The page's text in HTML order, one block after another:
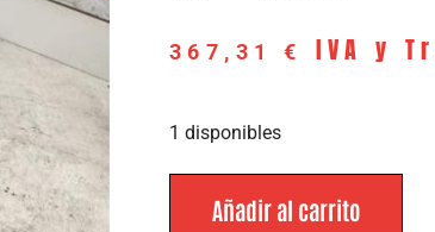
367,31 € IVA y
1 disponibles
Añadir al carrito